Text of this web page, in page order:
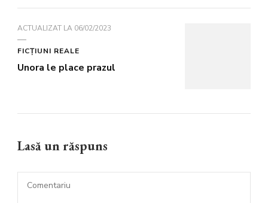
ACTUALIZAT LA 06/02/2023
FICŢIUNI REALE
Unora le place prazul
Lasă un răspuns